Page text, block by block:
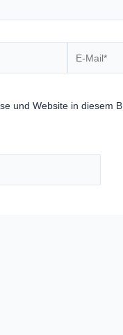
Mail*
und Website in diesem